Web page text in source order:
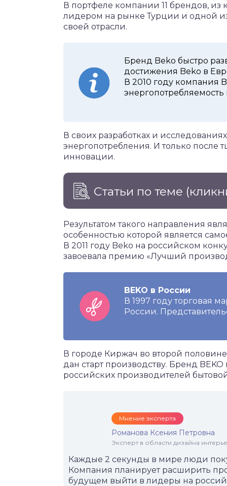
В портфеле компании 11 брендов,
лидером на рынке Турции и одной
своей отрасли.
Бренд Beko быстро
достижения Beko в
В 2010 году компания
энергопотребляемость
В своих разработках и
энергопотребления. И только после
инновации.
Статьи по теме
Результатом такого направления
особенностью которой является
В 2011 году Beko на российском
завоевала премию «Лучший
BEKO в России
В 1997 году торговая
России.
В городе Киржач во второй
дан старт производству. Бренд
российских производителей
Мнение эксперта
Романова Ксения Петровна
Эксперт в области дизайна
Каждые 2 секунды в мире люди
Компания планирует расширить
будущем выйти в лидеры на